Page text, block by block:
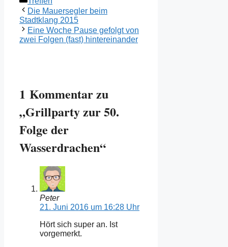
Die Mauersegler beim
Stadtklang 2015
Eine Woche Pause gefolgt von
zwei Folgen (fast) hintereinander
1 Kommentar zu
„Grillparty zur 50.
Folge der
Wasserdrachen“
Peter
21. Juni 2016 um 16:28 Uhr
Hört sich super an. Ist
vorgemerkt.